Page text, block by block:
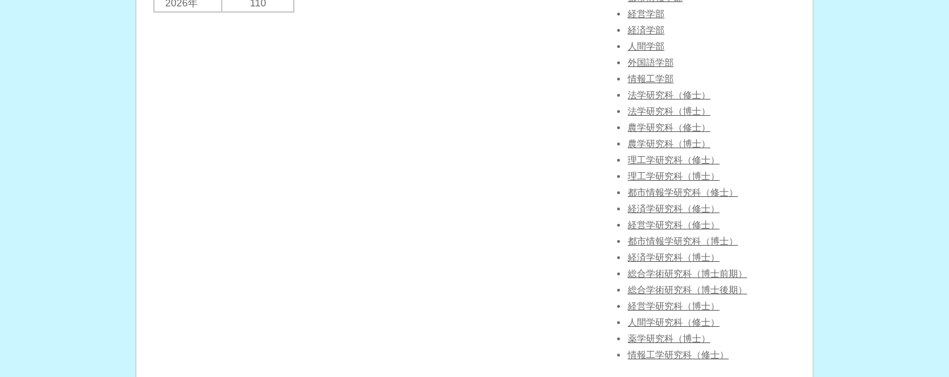
2026年
110
経営学部
経済学部
人間学部
外国語学部
情報工学部
法学研究科（修士）
法学研究科（博士）
農学研究科（修士）
農学研究科（博士）
理工学研究科（修士）
理工学研究科（博士）
都市情報学研究科（修士）
経済学研究科（修士）
経営学研究科（修士）
都市情報学研究科（博士）
経済学研究科（博士）
総合学術研究科（博士前期）
総合学術研究科（博士後期）
経営学研究科（博士）
人間学研究科（修士）
薬学研究科（博士）
情報工学研究科（修士）